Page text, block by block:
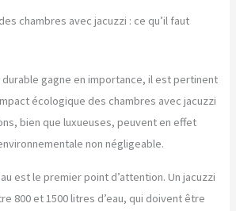
chambres avec jacuzzi : ce qu’il faut
gagne en importance, il est pertinent
écologique des chambres avec jacuzzi
bien que luxueuses, peuvent en effet
non négligeable.
est le premier point d’attention. Un jacuzzi
800 et 1500 litres d’eau, qui doivent être